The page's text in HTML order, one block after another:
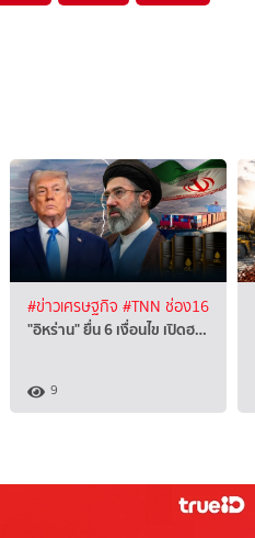
#ข่าวเศรษฐกิจ #TNN ช่อง16
"อิหร่าน" ยื่น 6 เงื่อนไข เปิดฮ…
9